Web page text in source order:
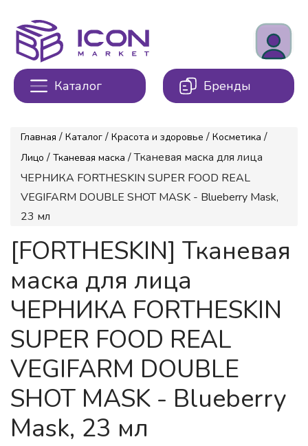
Каталог Бренды
Главная / Каталог / Красота и здоровье / Косметика /
Лицо / Тканевая маска / Тканевая маска для лица
ЧЕРНИКА FORTHESKIN SUPER FOOD REAL
VEGIFARM DOUBLE SHOT MASK - Blueberry Mask,
23 мл
[FORTHESKIN] Тканевая
маска для лица
ЧЕРНИКА FORTHESKIN
SUPER FOOD REAL
VEGIFARM DOUBLE
SHOT MASK - Blueberry
Mask, 23 мл